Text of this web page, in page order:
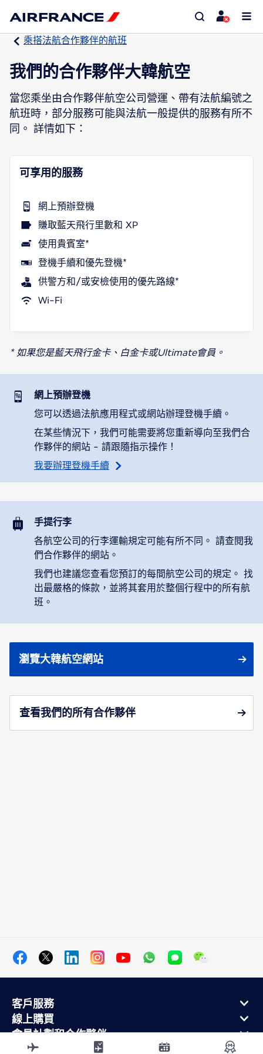
乘搭法航合作夥伴的航班
我們的合作夥伴大韓航空
當您乘坐由合作夥伴航空公司營運、帶有法航編號之
航班時，部分服務可能與法航一般提供的服務有所不
同。 詳情如下：
可享用的服務
網上預辦登機
賺取藍天飛行里數和 XP
使用貴賓室*
登機手續和優先登機*
供警方和/或安檢使用的優先路線*
Wi-Fi
* 如果您是藍天飛行金卡、白金卡或Ultimate會員。
網上預辦登機
您可以透過法航應用程式或網站辦理登機手續。
在某些情況下，我們可能需要將您重新導向至我們合
作夥伴的網站 - 請跟隨指示操作！
我要辦理登機手續
手提行李
各航空公司的行李運輸規定可能有所不同。 請查閱我
們合作夥伴的網站。
我們也建議您查看您預訂的每間航空公司的規定。 找
出最嚴格的條款，並將其套用於整個行程中的所有航
班。
瀏覽大韓航空網站
查看我們的所有合作夥伴
客戶服務
線上購買
會員計劃和合作夥伴
關於法航